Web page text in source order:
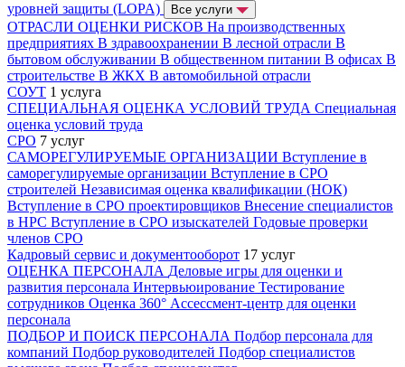
уровней защиты (LOPA)
Все услуги
ОТРАСЛИ ОЦЕНКИ РИСКОВ На производственных
предприятиях В здравоохранении В лесной отрасли В
бытовом обслуживании В общественном питании В офисах В
строительстве В ЖКХ В автомобильной отрасли
СОУТ 1 услуга
СПЕЦИАЛЬНАЯ ОЦЕНКА УСЛОВИЙ ТРУДА Специальная
оценка условий труда
СРО 7 услуг
САМОРЕГУЛИРУЕМЫЕ ОРГАНИЗАЦИИ Вступление в
саморегулируемые организации Вступление в СРО
строителей Независимая оценка квалификации (НОК)
Вступление в СРО проектировщиков Внесение специалистов
в НРС Вступление в СРО изыскателей Годовые проверки
членов СРО
Кадровый сервис и документооборот 17 услуг
ОЦЕНКА ПЕРСОНАЛА Деловые игры для оценки и
развития персонала Интервьюирование Тестирование
сотрудников Оценка 360° Ассессмент-центр для оценки
персонала
ПОДБОР И ПОИСК ПЕРСОНАЛА Подбор персонала для
компаний Подбор руководителей Подбор специалистов